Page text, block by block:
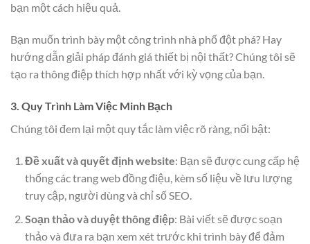
bạn một cách hiệu quả.
Bạn muốn trình bày một công trình nhà phố đột phá? Hay
hướng dẫn giải pháp đánh giá thiết bị nội thất? Chúng tôi sẽ
tạo ra thông điệp thích hợp nhất với kỳ vọng của bạn.
3. Quy Trình Làm Việc Minh Bạch
Chúng tôi đem lại một quy tắc làm việc rõ ràng, nổi bật:
Đề xuất và quyết định website: Bạn sẽ được cung cấp hệ
thống các trang web đồng điệu, kèm số liệu về lưu lượng
truy cập, người dùng và chỉ số SEO.
Soạn thảo và duyệt thông điệp: Bài viết sẽ được soạn
thảo và đưa ra bạn xem xét trước khi trình bày để đảm